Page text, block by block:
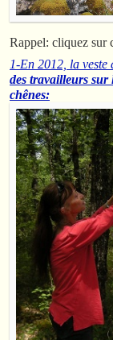
Rappel: cliquez sur
1-En 2012, la veste
des travailleurs sur
chênes: